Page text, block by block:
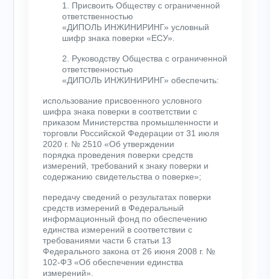
1. Присвоить Обществу с ограниченной
ответственностью
«ДИПОЛЬ ИНЖИНИРИНГ» условный
шифр знака поверки «ЕСУ»
2. Руководству Общества с ограниченной
ответственностью
«ДИПОЛЬ ИНЖИНИРИНГ» обеспечить:
использование присвоенного условного
шифра знака поверки в соответствии с
приказом Министерства промышленности и
торговли Российской Федерации от 31 июля
2020 г. № 2510 «Об утверждении
порядка проведения поверки средств
измерений, требований к знаку поверки и
содержанию свидетельства о поверке»;
передачу сведений о результатах поверки
средств измерений в Федеральный
информационный фонд по обеспечению
единства измерений в соответствии с
требованиями части 6 статьи 13
Федерального закона от 26 июня 2008 г. №
102-ФЗ «Об обеспечении единства
измерений».